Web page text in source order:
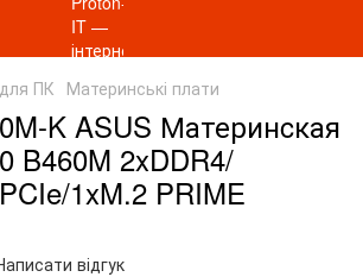
ПК Материнські плати
K ASUS Материнcкая
B460M 2xDDR4/
1xM.2 PRIME
відгук